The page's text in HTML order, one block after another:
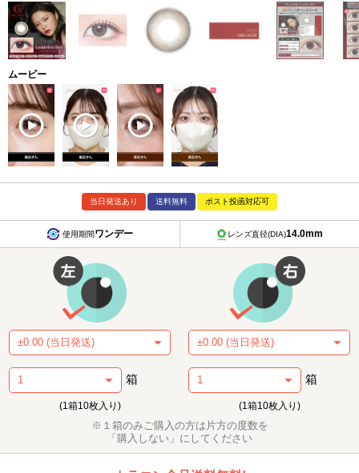
ムービー
当日発送あり 送料無料 ポスト投函対応可
使用期間ワンデー レンズ直径(DIA)14.0mm
箱
(1箱10枚入り)
箱
(1箱10枚入り)
※１箱のみご購入の方は片方の度数を
「購入しない」にしてください